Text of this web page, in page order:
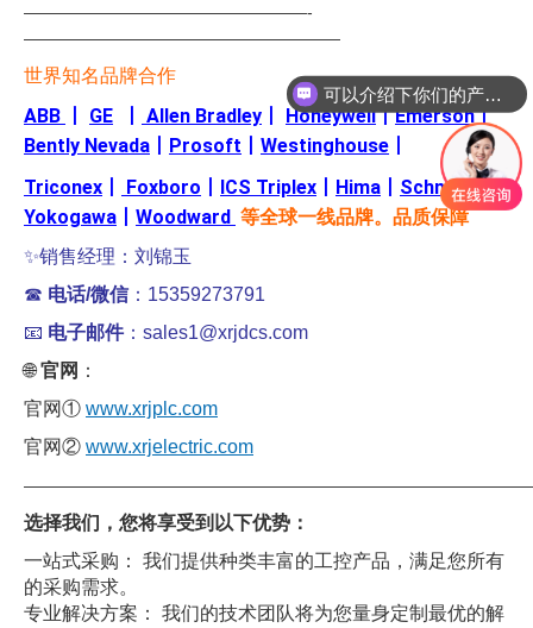
—————————————————-
———————————————————
世界知名品牌合作
ABB GE Allen Bradley Honeywell丨Emerson丨
Bently Nevada
Prosoft Westinghouse
Triconex
Foxboro ICS Triplex Hima Schneider丨
Yokogawa
Woodward 等全球一线品牌。品质保障
✨销售经理：刘锦玉
☎ 电话/微信：15359273791
📧 电子邮件：sales1@xrjdcs.com
🌐官网 ：
官网① www.xrjplc.com
官网② www.xrjelectric.com
选择我们，您将享受到以下优势：
一站式采购： 我们提供种类丰富的工控产品，满足您所有
的采购需求。
专业解决方案： 我们的技术团队将为您量身定制最优的解
你们是怎么收费的呢